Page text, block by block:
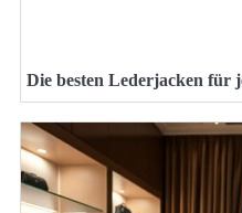
Die besten Lederjacken für